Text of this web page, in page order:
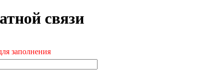
связи
заполнения